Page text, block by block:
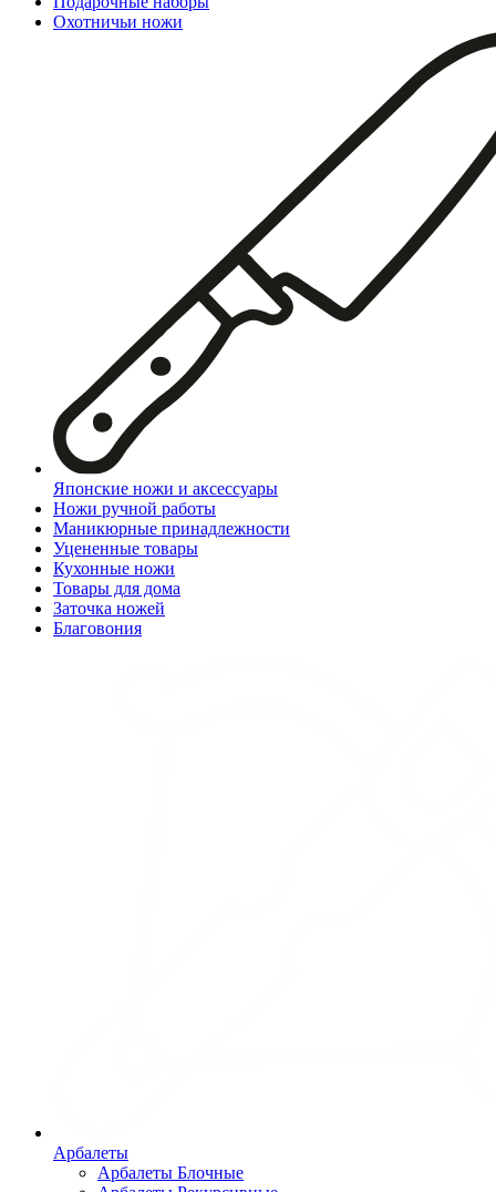
Охотничьи ножи
Японские ножи и аксессуары
Ножи ручной работы
Маникюрные принадлежности
Уцененные товары
Кухонные ножи
Товары для дома
Заточка ножей
Благовония
Арбалеты
Арбалеты Блочные